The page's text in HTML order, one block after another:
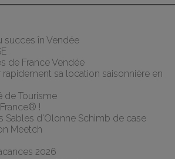
succes în Vendée
de France Vendée
sa location saisonnière en
de Tourisme
!
Sables d'Olonne Schimb de case
Meetch
2026